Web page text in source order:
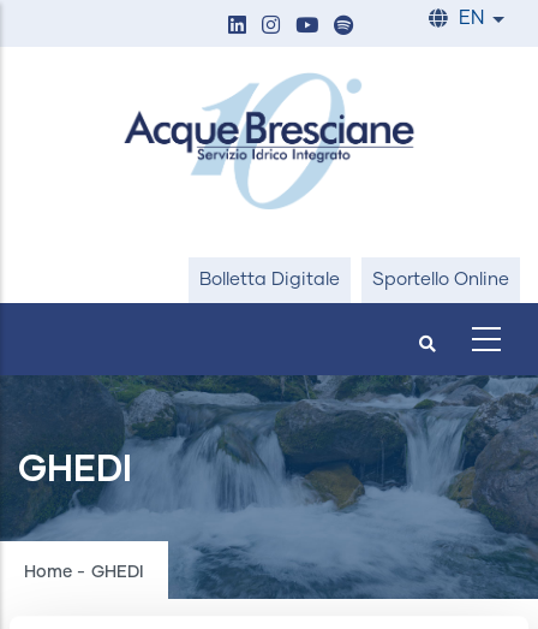
EN List
Bolletta Digitale Sportello Online
GHEDI
Breadcrumb
Home - GHEDI